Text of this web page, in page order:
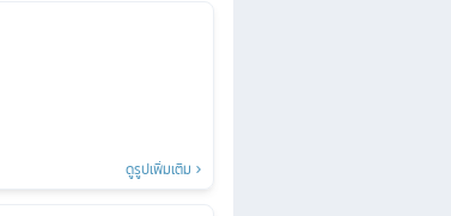
ดูรูปเพิ่มเติม